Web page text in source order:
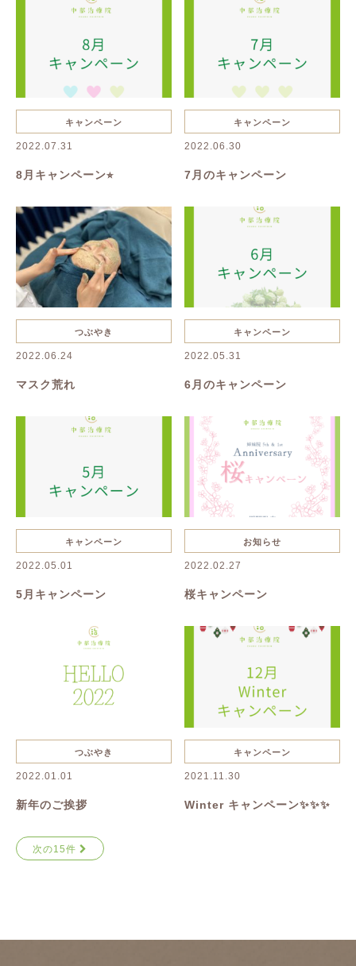
キャンペーン
2022.07.31
8月キャンペーン⭐︎
キャンペーン
2022.06.30
7月のキャンペーン
つぶやき
2022.06.24
マスク荒れ
キャンペーン
2022.05.31
6月のキャンペーン
キャンペーン
2022.05.01
5月キャンペーン
お知らせ
2022.02.27
桜キャンペーン
つぶやき
2022.01.01
新年のご挨拶
キャンペーン
2021.11.30
Winter キャンペーン✨✨✨
次の15件